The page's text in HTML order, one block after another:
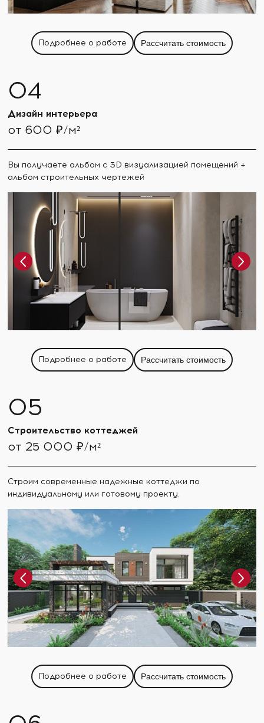
Подробнее о работе Рассчитать стоимость
Дизайн интерьера
от 600 ₽/м²
Вы получаете альбом с 3D визуализацией помещений +
альбом строительных чертежей
Подробнее о работе Рассчитать стоимость
Строительство коттеджей
от 25 000 ₽/м²
Строим современные надежные коттеджи по
индивидуальному или готовому проекту.
Подробнее о работе Рассчитать стоимость